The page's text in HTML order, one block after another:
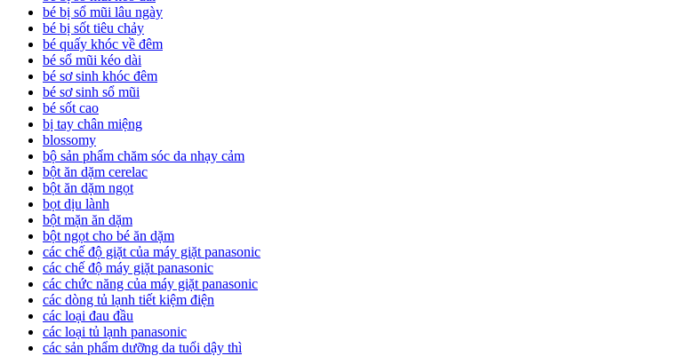
bé bị sổ mũi lâu ngày
bé bị sốt tiêu chảy
bé quấy khóc về đêm
bé sổ mũi kéo dài
bé sơ sinh khóc đêm
bé sơ sinh sổ mũi
bé sốt cao
bị tay chân miệng
blossomy
bộ sản phẩm chăm sóc da nhạy cảm
bột ăn dặm cerelac
bột ăn dặm ngọt
bọt dịu lành
bột mặn ăn dặm
bột ngọt cho bé ăn dặm
các chế độ giặt của máy giặt panasonic
các chế độ máy giặt panasonic
các chức năng của máy giặt panasonic
các dòng tủ lạnh tiết kiệm điện
các loại đau đầu
các loại tủ lạnh panasonic
các sản phẩm dưỡng da tuổi dậy thì